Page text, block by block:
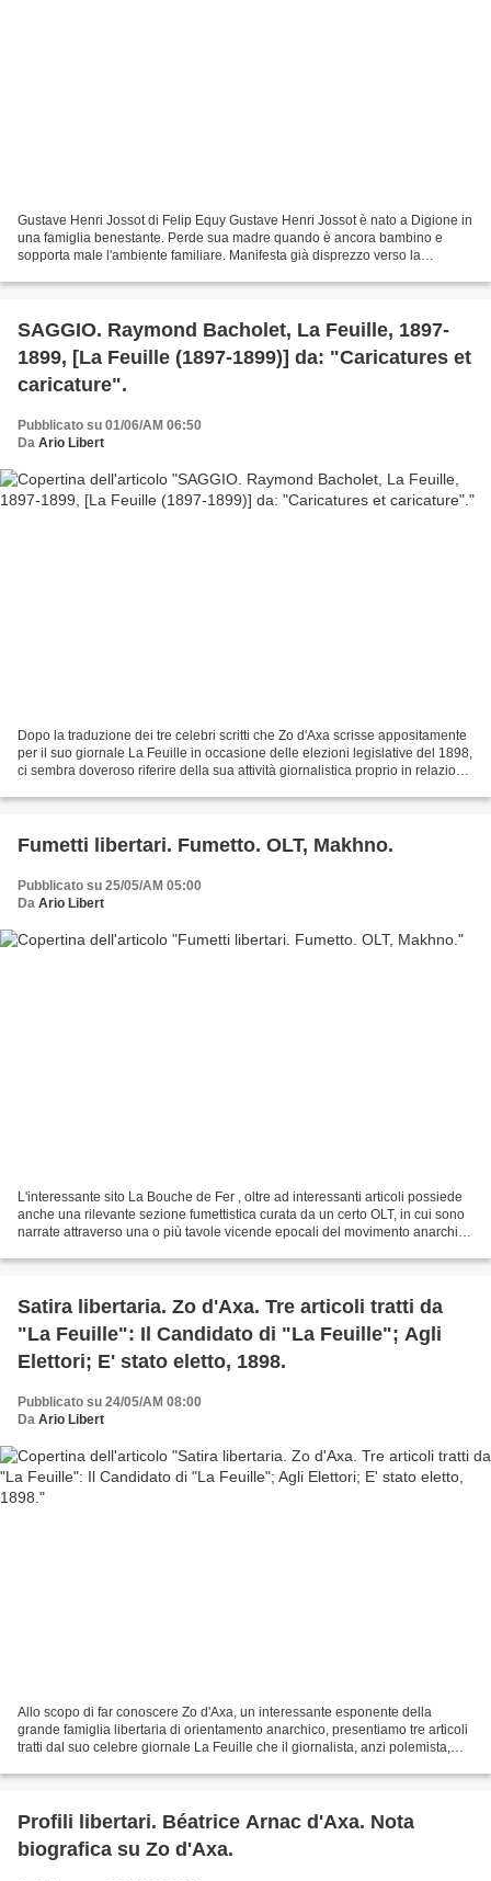
Gustave Henri Jossot di Felip Equy Gustave Henri Jossot è nato a Digione in
una famiglia benestante. Perde sua madre quando è ancora bambino e
sopporta male l'ambiente familiare. Manifesta già disprezzo verso la
SAGGIO. Raymond Bacholet, La Feuille, 1897-
1899, [La Feuille (1897-1899)] da: "Caricatures et
caricature".
Pubblicato su 01/06/AM 06:50
Da Ario Libert
Dopo la traduzione dei tre celebri scritti che Zo d'Axa scrisse appositamente
per il suo giornale La Feuille in occasione delle elezioni legislative del 1898,
ci sembra doveroso riferire della sua attività giornalistica proprio in relazione
Fumetti libertari. Fumetto. OLT, Makhno.
Pubblicato su 25/05/AM 05:00
Da Ario Libert
L'interessante sito La Bouche de Fer , oltre ad interessanti articoli possiede
anche una rilevante sezione fumettistica curata da un certo OLT, in cui sono
narrate attraverso una o più tavole vicende epocali del movimento anarchico
Satira libertaria. Zo d'Axa. Tre articoli tratti da
"La Feuille": Il Candidato di "La Feuille"; Agli
Elettori; E' stato eletto, 1898.
Pubblicato su 24/05/AM 08:00
Da Ario Libert
Allo scopo di far conoscere Zo d'Axa, un interessante esponente della
grande famiglia libertaria di orientamento anarchico, presentiamo tre articoli
tratti dal suo celebre giornale La Feuille che il giornalista, anzi polemista,
Profili libertari. Béatrice Arnac d'Axa. Nota
biografica su Zo d'Axa.